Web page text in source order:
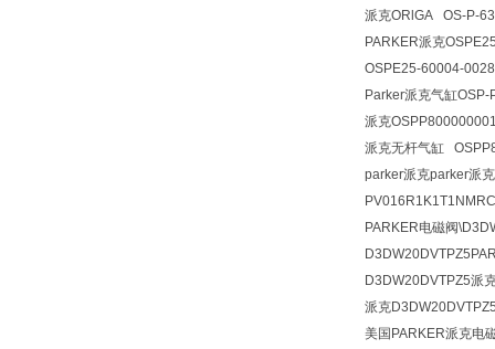
派克ORlGA OS-P-
PARKER派克
OSPE25-60004-
Parker派克气缸
派克
派克无杆气缸
parker派克parker派
PARKER电磁阀
D3DW20DVTPZ5派
派克
美国PARKER派克电